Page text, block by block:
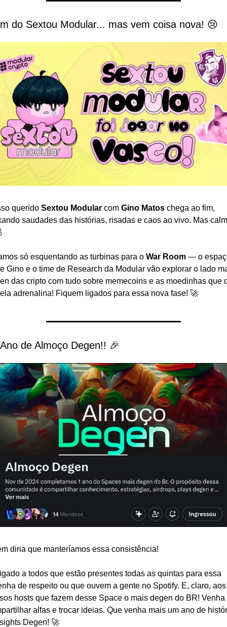
do Sextou Modular... mas vem coisa nova! 😢
querido Sextou Modular com Gino Matos chega ao fim,
saudades das histórias, risadas e caos ao vivo. Mas
só esquentando as turbinas para o War Room — o
Gino e o time de Research da Modular vão explorar o lado
das cripto com tudo sobre memecoins e as moedinhas que
adrenalina! Fiquem ligados para essa nova fase! 🚀
de Almoço Degen!! 🎉
diria que manteríamos essa consistência!
a todos que estão presentes todas as quintas para essa
de respeito ou que ouvem a gente no Spotify. E, claro, aos
hosts que fazem desse Space o mais degen do BR! Venha
alfas e trocar ideias. Que venha mais um ano de
Degen! 🚀